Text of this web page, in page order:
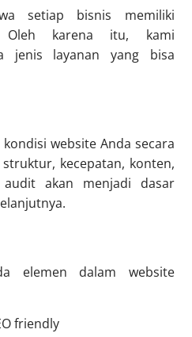
setiap bisnis memiliki
Oleh karena itu, kami
jenis layanan yang bisa
website Anda secara
kecepatan, konten,
akan menjadi dasar
elemen dalam website
friendly